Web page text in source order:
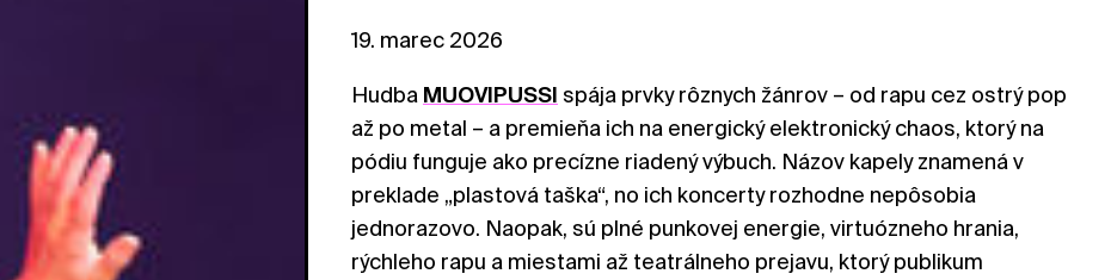
19. marec 2026
Hudba MUOVIPUSSI spája prvky rôznych žánrov – od rapu cez ostrý pop
až po metal – a premieňa ich na energický elektronický chaos, ktorý na
pódiu funguje ako precízne riadený výbuch. Názov kapely znamená v
preklade „plastová taška“, no ich koncerty rozhodne nepôsobia
jednorazovo. Naopak, sú plné punkovej energie, virtuózneho hrania,
rýchleho rapu a miestami až teatrálneho prejavu, ktorý publikum